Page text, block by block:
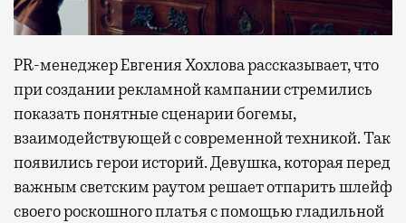
PR-менеджер Евгения Хохлова рассказывает, что
при создании рекламной кампании стремились
показать понятные сценарии богемы,
взаимодействующей с современной техникой. Так
появились герои историй. Девушка, которая перед
важным светским раутом решает отпарить шлейф
своего роскошного платья с помощью гладильной